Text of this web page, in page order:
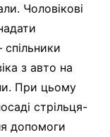
Чоловікові
спільники
з авто на
При цьому
стрільця-
допомоги